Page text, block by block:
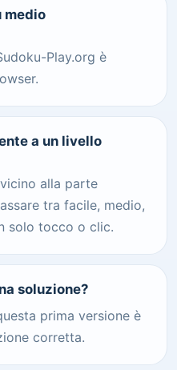
medio
Play.org è
a un livello
alla parte
tra facile, medio,
solo tocco o clic.
soluzione?
prima versione è
corretta.